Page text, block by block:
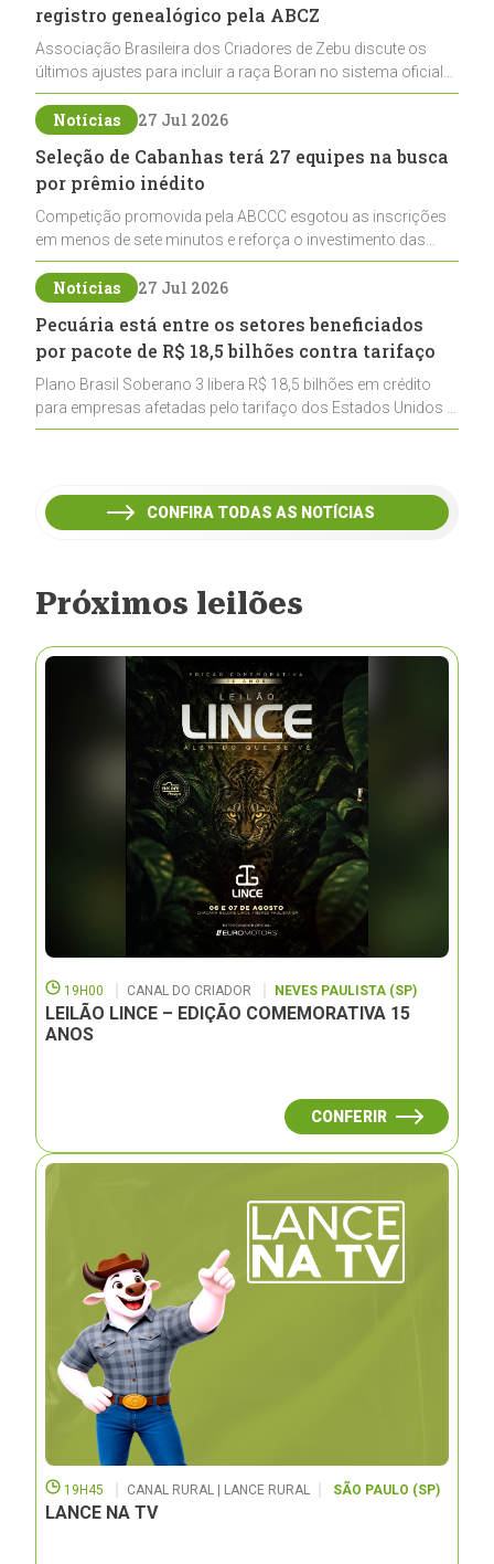
registro genealógico pela ABCZ
Associação Brasileira dos Criadores de Zebu discute os
últimos ajustes para incluir a raça Boran no sistema oficial
de registros, abrindo caminho para sua expansão na
pecuária nacional
Notícias 27 Jul 2026
Seleção de Cabanhas terá 27 equipes na busca
por prêmio inédito
Competição promovida pela ABCCC esgotou as inscrições
em menos de sete minutos e reforça o investimento das
cabanhas na seleção genética de Cavalos Crioulos voltados
ao laço
Notícias 27 Jul 2026
Pecuária está entre os setores beneficiados
por pacote de R$ 18,5 bilhões contra tarifaço
Plano Brasil Soberano 3 libera R$ 18,5 bilhões em crédito
para empresas afetadas pelo tarifaço dos Estados Unidos e
inclui a pecuária entre os setores estratégicos
CONFIRA TODAS AS NOTÍCIAS
Próximos leilões
19H00 CANAL DO CRIADOR NEVES PAULISTA (SP)
LEILÃO LINCE – EDIÇÃO COMEMORATIVA 15
ANOS
CONFERIR
19H45 CANAL RURAL | LANCE RURAL SÃO PAULO (SP)
LANCE NA TV